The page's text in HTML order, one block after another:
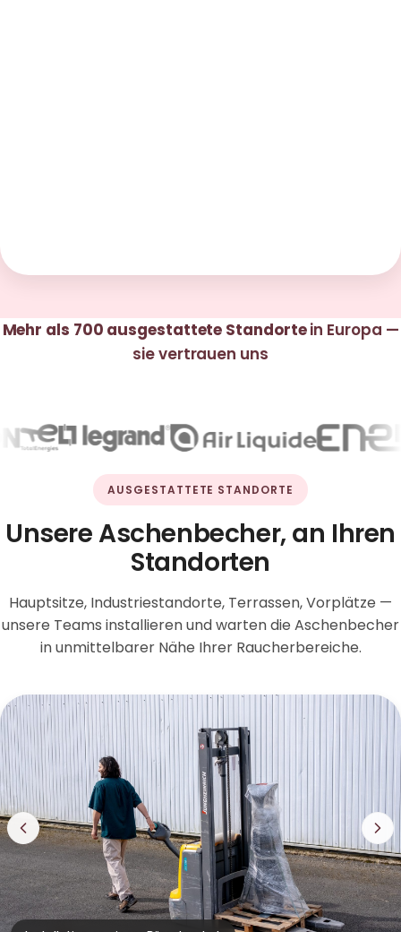
Mehr als 700 ausgestattete Standortein Europa —
sie vertrauen uns
AUSGESTATTETE STANDORTE
Unsere Aschenbecher, an Ihren
Standorten
Hauptsitze, Industriestandorte, Terrassen, Vorplätze —
unsere Teams installieren und warten die Aschenbecher
in unmittelbarer Nähe Ihrer Raucherbereiche.